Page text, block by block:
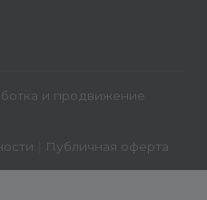
и продвижение
Публичная оферта